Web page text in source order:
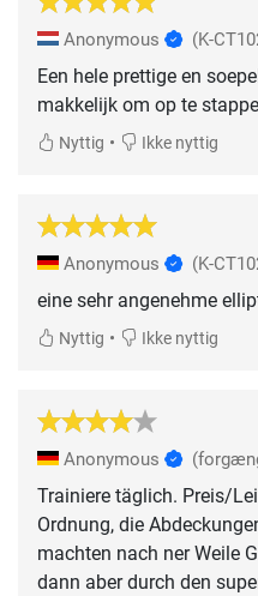
Anonymous (K-
Een hele prettige en
makkelijk om op te
Nyttig • Ikke nyttig
Anonymous (K-
eine sehr angenehme
Nyttig • Ikke nyttig
Anonymous
Trainiere täglich. Preis/
Ordnung, die
machten nach ner Weile
dann aber durch den